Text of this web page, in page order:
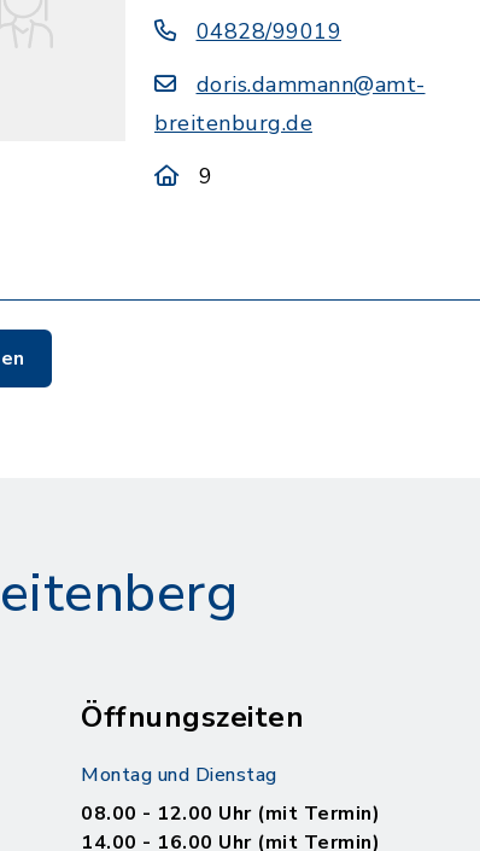
04828/99019
doris.dammann@amt-
breitenburg.de
9
Öffnungszeiten
Montag und Dienstag
08.00 - 12.00 Uhr (mit Termin)
14.00 - 16.00 Uhr (mit Termin)